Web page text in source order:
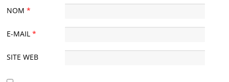
NOM*
E-MAIL*
SITE WEB